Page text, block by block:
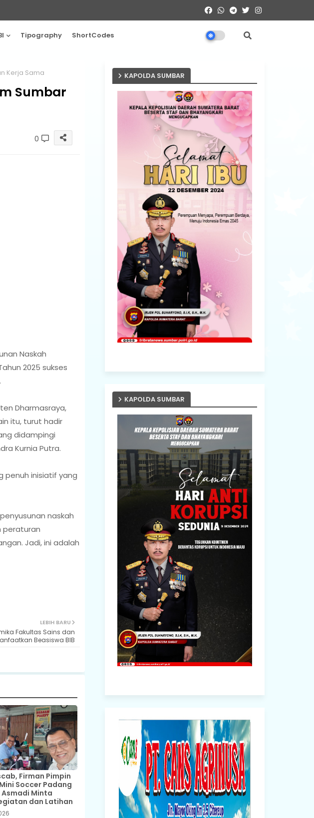
Tipography ShortCodes
Kerja Sama
Sumbar
0
Naskah
2025 sukses
Dharmasraya,
itu, turut hadir
didampingi
Kurnia Putra.
penuh inisiatif yang
naskah
peraturan
Jadi, ini adalah
LEBIH BARU
Fakultas Sains dan
Beasiswa BIB
Firman Pimpin
Soccer Padang
Minta
dan Latihan
KAPOLDA SUMBAR
KAPOLDA SUMBAR